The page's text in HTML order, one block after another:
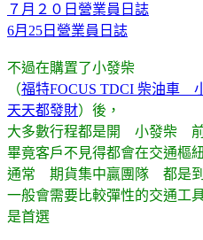
７月２０日營業員日誌
6月25日營業員日誌
不過在購置了小發柴
（福特FOCUS TDCI 柴油車
天天都發財）後，
大多數行程都是開 小發柴 前
畢竟客戶不見得都會在交通樞
通常 期貨集中贏團隊 都是到
一般會需要比較彈性的交通
是首選